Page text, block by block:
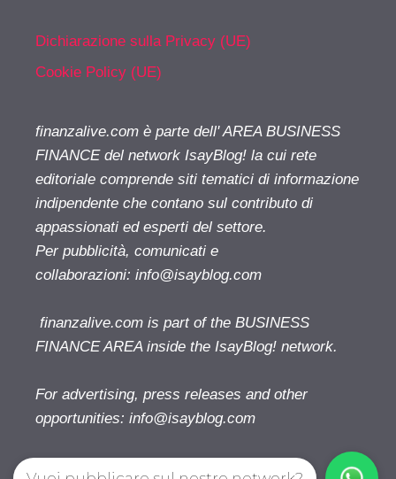
Dichiarazione sulla Privacy (UE)
Cookie Policy (UE)
finanzalive.com è parte dell' AREA BUSINESS
FINANCE del network IsayBlog! la cui rete
editoriale comprende siti tematici di informazione
indipendente che contano sul contributo di
appassionati ed esperti del settore.
Per pubblicità, comunicati e
collaborazioni: info@isayblog.com
finanzalive.com is part of the BUSINESS
FINANCE AREA inside the IsayBlog! network.
For advertising, press releases and other
opportunities: info@isayblog.com